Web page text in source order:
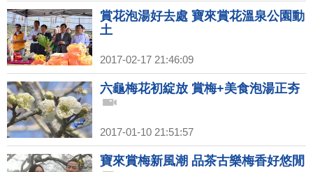
賞花泡湯好去處 寶來賞花溫泉公園動
土
2017-02-17 21:46:09
六龜梅花初綻放 賞梅+美食泡湯正夯
2017-01-10 21:51:57
寶來賞梅新風潮 品茶古樂梅香好悠閒